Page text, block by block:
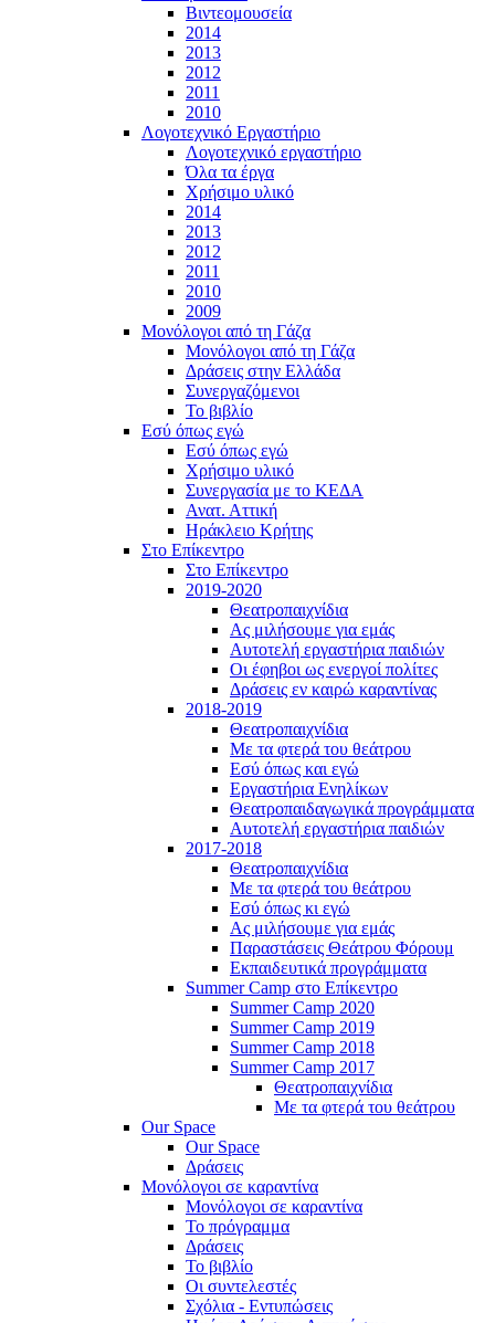
Βιντεομουσεία
2014
2013
2012
2011
2010
Λογοτεχνικό Εργαστήριο
Λογοτεχνικό εργαστήριο
Όλα τα έργα
Χρήσιμο υλικό
2014
2013
2012
2011
2010
2009
Μονόλογοι από τη Γάζα
Μονόλογοι από τη Γάζα
Δράσεις στην Ελλάδα
Συνεργαζόμενοι
To βιβλίο
Εσύ όπως εγώ
Εσύ όπως εγώ
Χρήσιμο υλικό
Συνεργασία με το ΚΕΔΑ
Ανατ. Αττική
Ηράκλειο Κρήτης
Στο Επίκεντρο
Στο Επίκεντρο
2019-2020
Θεατροπαιχνίδια
Ας μιλήσουμε για εμάς
Αυτοτελή εργαστήρια παιδιών
Οι έφηβοι ως ενεργοί πολίτες
Δράσεις εν καιρώ καραντίνας
2018-2019
Θεατροπαιχνίδια
Με τα φτερά του θεάτρου
Εσύ όπως και εγώ
Εργαστήρια Ενηλίκων
Θεατροπαιδαγωγικά προγράμματα
Αυτοτελή εργαστήρια παιδιών
2017-2018
Θεατροπαιχνίδια
Με τα φτερά του θεάτρου
Εσύ όπως κι εγώ
Ας μιλήσουμε για εμάς
Παραστάσεις Θεάτρου Φόρουμ
Εκπαιδευτικά προγράμματα
Summer Camp στο Επίκεντρο
Summer Camp 2020
Summer Camp 2019
Summer Camp 2018
Summer Camp 2017
Θεατροπαιχνίδια
Με τα φτερά του θεάτρου
Our Space
Our Space
Δράσεις
Μονόλογοι σε καραντίνα
Μονόλογοι σε καραντίνα
Το πρόγραμμα
Δράσεις
Το βιβλίο
Οι συντελεστές
Σχόλια - Εντυπώσεις